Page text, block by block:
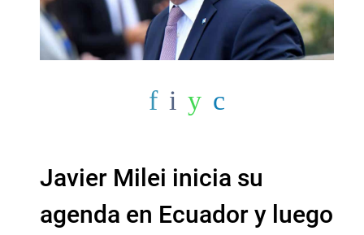
Javier Milei inicia su
agenda en Ecuador y luego